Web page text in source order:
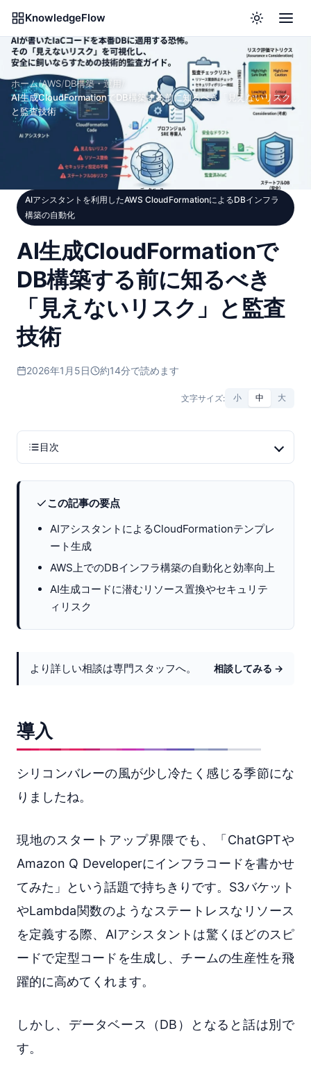
KnowledgeFlow
ホーム/AWS/DB構築・運用
AI生成CloudFormationでDB構築する前に知るべき「見えないリスク」
と監査技術
AIアシスタントを利用したAWS CloudFormationによるDBインフラ
構築の自動化
AI生成CloudFormationで
DB構築する前に知るべき
「見えないリスク」と監査
技術
2026年1月5日 約14分で読めます
文字サイズ: 小 中 大
目次
この記事の要点
AIアシスタントによるCloudFormationテンプレ
ート生成
AWS上でのDBインフラ構築の自動化と効率向上
AI生成コードに潜むリソース置換やセキュリテ
ィリスク
より詳しい相談は専門スタッフへ。 相談してみる →
導入
シリコンバレーの風が少し冷たく感じる季節にな
りましたね。
現地のスタートアップ界隈でも、「ChatGPTや
Amazon Q Developerにインフラコードを書かせ
てみた」という話題で持ちきりです。S3バケット
やLambda関数のようなステートレスなリソース
を定義する際、AIアシスタントは驚くほどのスピ
ードで定型コードを生成し、チームの生産性を飛
躍的に高めてくれます。
しかし、データベース（DB）となると話は別で
す。